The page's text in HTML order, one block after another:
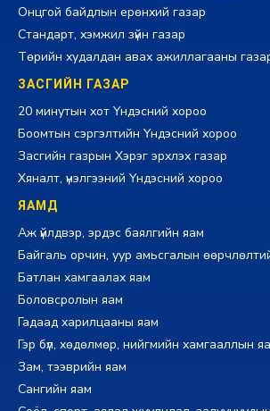
Онцгой байдлын ерөнхий газар
Стандарт, хэмжил зүйн газар
Төрийн худалдан авах ажиллагааны
ЗАСГИЙН ГАЗАР
20 минутын хот Үндэсний хороо
Боомтын сэргэлтийн Үндэсний хороо
Засгийн газрын Хэрэг эрхлэх газар
Хяналт, үнэлгээний Үндэсний хороо
ЯАМД
Аж үйлдвэр, эрдэс баялгийн яам
Байгаль орчин, уур амьсгалын
Батлан хамгаалах яам
Боловсролын яам
Гадаад харилцааны яам
Гэр бүл, хөдөлмөр, нийгмийн хамгааллын
Зам, тээврийн яам
Сангийн яам